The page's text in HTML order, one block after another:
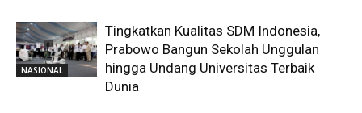
NASIONAL
Tingkatkan Kualitas SDM Indonesia,
Prabowo Bangun Sekolah Unggulan
hingga Undang Universitas Terbaik
Dunia